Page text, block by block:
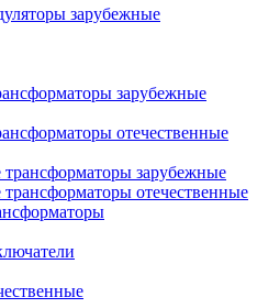
зарубежные
зарубежные
отечественные
зарубежные
отечественные